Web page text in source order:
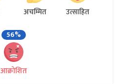
अचम्मित
उत्साहित
56%
आक्रोशित